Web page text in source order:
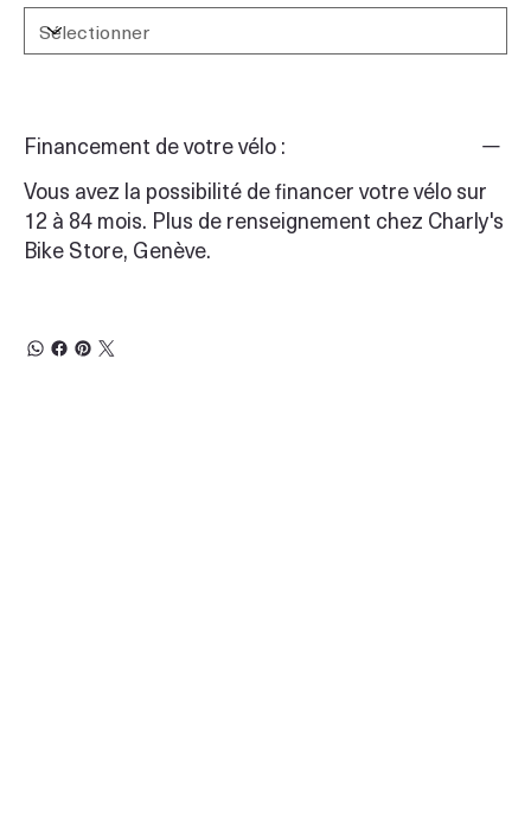
Financement de votre vélo :
Vous avez la possibilité de financer votre vélo sur
12 à 84 mois. Plus de renseignement chez Charly's
Bike Store, Genève.